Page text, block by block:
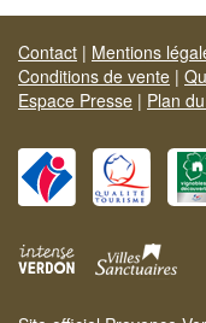
Contact | Mentions
Conditions de vente |
Espace Presse | Plan